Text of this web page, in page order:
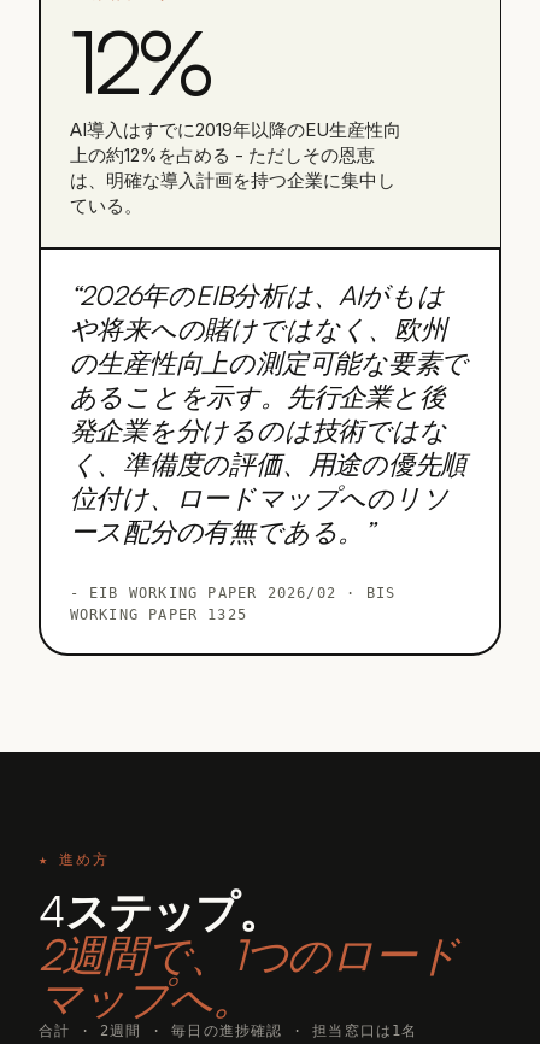
12%
AI導入はすでに2019年以降のEU生産性向
上の約12%を占める - ただしその恩恵
は、明確な導入計画を持つ企業に集中し
ている。
“2026年のEIB分析は、AIがもは
や将来への賭けではなく、欧州
の生産性向上の測定可能な要素で
あることを示す。先行企業と後
発企業を分けるのは技術ではな
く、準備度の評価、用途の優先順
位付け、ロードマップへのリソ
ース配分の有無である。
”
- EIB WORKING PAPER 2026/02 · BIS
WORKING PAPER 1325
★ 進め方
4ステップ。
2週間で、1つのロード
マップへ。
合計 · 2週間 · 毎日の進捗確認 · 担当窓口は1名